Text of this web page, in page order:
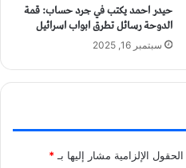
حيدر احمد يكتب في جرد حساب: قمة
الدوحة رسائل تطرق ابواب اسرائيل
سبتمبر 16, 2025
الحقول الإلزامية مشار إليها بـ *